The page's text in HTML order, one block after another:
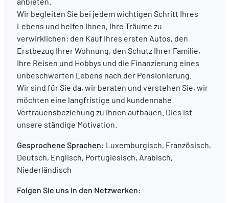
Wir begleiten Sie bei jedem wichtigen Schritt Ihres
Lebens und helfen Ihnen, Ihre Träume zu
verwirklichen: den Kauf Ihres ersten Autos, den
Erstbezug Ihrer Wohnung, den Schutz Ihrer Familie,
Ihre Reisen und Hobbys und die Finanzierung eines
unbeschwerten Lebens nach der Pensionierung.
Wir sind für Sie da, wir beraten und verstehen Sie, wir
möchten eine langfristige und kundennahe
Vertrauensbeziehung zu Ihnen aufbauen. Dies ist
unsere ständige Motivation.
Gesprochene Sprachen: Luxemburgisch, Französisch,
Deutsch, Englisch, Portugiesisch, Arabisch,
Niederländisch
Folgen Sie uns in den Netzwerken: